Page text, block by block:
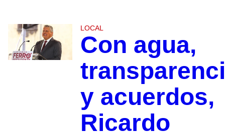
LOCAL
Con agua,
y acuerdos,
Ricardo